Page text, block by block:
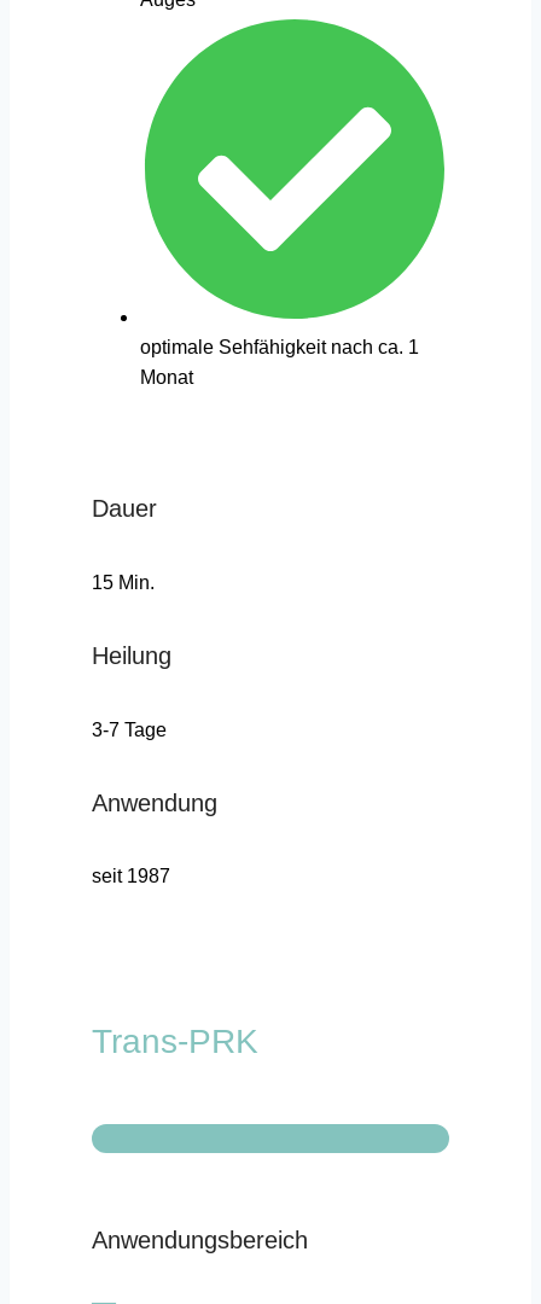
optimale Sehfähigkeit nach ca. 1
Monat
Dauer
15 Min.
Heilung
3-7 Tage
Anwendung
seit 1987
Trans-PRK
Anwendungsbereich